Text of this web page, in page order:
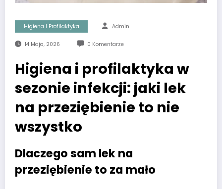
Higiena I Profilaktyka Admin
14 Maja, 2026 0 Komentarze
Higiena i profilaktyka w
sezonie infekcji: jaki lek
na przeziębienie to nie
wszystko
Dlaczego sam lek na
przeziębienie to za mało